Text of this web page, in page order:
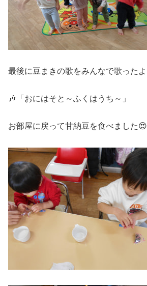
最後に豆まきの歌をみんなで歌ったよ
🎶「おにはそと～ふくはうち～」
お部屋に戻って甘納豆を食べました😍